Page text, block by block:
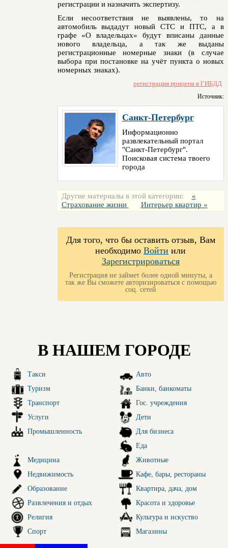
регистрации и назначить экспертизу.
Если несоответствия не выявлены, то на
автомобиль выдадут новый СТС и ПТС, а в
графе «О владельцах» будут вписаны данные
нового владельца, а так же выданы
регистрационные номерные знаки (в случае
выбора при постановке на учёт пункта о новых
номерных знаках).
регистрация прицепа в ГИБДД
Источник:
Санкт-Петербург
Информационно
развлекательный портал
"Санкт-Петербург".
Поисковая система твоего
города
Другие материалы в этой категории:
«
Страхование жизни
Интерьер квартир »
Для того, что бы оставить отзыв, Вам
необходимоВойти или
Зарегистрироваться
Регистрация не займет более одной минуты, а
так же Вы сможете авторизироваться с помощью
соц. сетей
В НАШЕМ ГОРОДЕ
Такси
Туризм
Транспорт
Услуги
Промышленность
Авто
Банки, банкоматы
Гос. учреждения
Дети
Для бизнеса
Еда
Медицина
Недвижимость
Образование
Развлечения и отдых
Религия
Спорт
Животные
Кафе, бары, рестораны
Квартира, дача, дом
Красота и здоровье
Культура и искуство
Магазины